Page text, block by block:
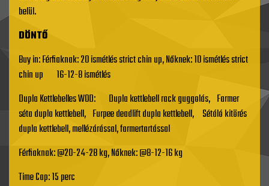
belül.
DÖNTŐ
Buy in: Férfiaknak: 20 ismétlés strict chin up, Nőknek: 10 ismétlés strict
chin up 16-12-8 ismétlés
Dupla Kettlebelles WOD: Dupla kettlebell rack guggolás, Farmer
séta dupla kettlebell, Furpee deadlift dupla kettlebell, Sétáló kitörés
dupla kettlebell, mellézárással, farmertartással
Férfiaknak: @20-24-28 kg, Nőknek: @8-12-16 kg
Time Cap: 15 perc